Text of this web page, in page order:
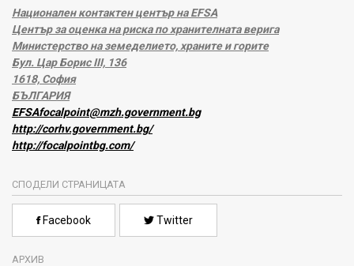
Национален контактен център на EFSA
Център за оценка на риска по хранителната верига
Министерство на земеделието, храните и горите
Бул. Цар Борис III, 136
1618, София
БЪЛГАРИЯ
EFSAfocalpoint@mzh.government.bg
http://corhv.government.bg/
http://focalpointbg.com/
СПОДЕЛИ СТРАНИЦАТА
Facebook Twitter
АРХИВ